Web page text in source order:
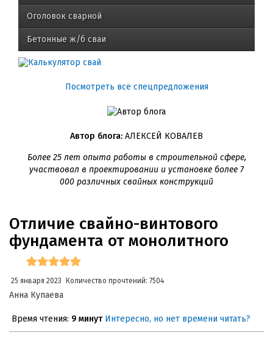
Оголовок сварной
Бетонные ж/б сваи
Посмотреть все спецпредложения
Автор блога: АЛЕКСЕЙ КОВАЛЕВ
Более 25 лет опыта работы в строительной сфере,
участвовал в проектировании и установке более 7
000 различных свайных конструкций
Отличие свайно-винтового
фундамента от монолитного
25 января 2023 Количество прочтений: 7504
Анна Купаева
Время чтения: 9 минут Интересно, но нет времени читать?